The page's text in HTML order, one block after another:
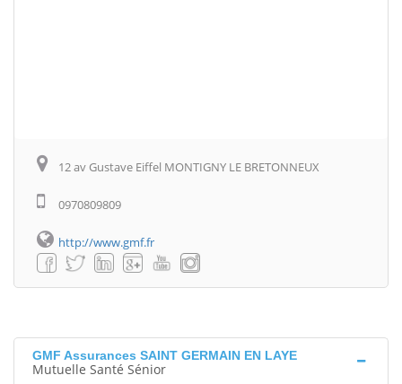
12 av Gustave Eiffel MONTIGNY LE BRETONNEUX
0970809809
http://www.gmf.fr
GMF Assurances SAINT GERMAIN EN LAYE
Mutuelle Santé Sénior